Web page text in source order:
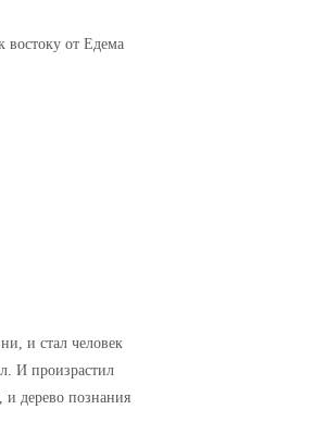
востоку от Едема
и стал человек
И произрастил
и дерево познания